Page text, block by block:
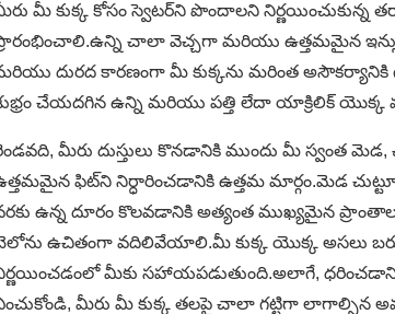
మీ కుక్క కోసం స్వెటర్‌ని పొందాలని
చాలా వెచ్చగా మరియు ఉత్తమమైన
దురద కారణంగా మీ కుక్కను మరింత అసౌకర్యానికి
చేయదగిన ఉన్ని మరియు పత్తి లేదా యాక్రిలిక్ యొక్క
మీరు దుస్తులు కొనడానికి ముందు మీ స్వంత
ఫిట్‌ని నిర్ధారించడానికి ఉత్తమ మార్గం.మెడ
ఉన్న దూరం కొలవడానికి అత్యంత ముఖ్యమైన
ఉచితంగా వదిలివేయాలి.మీ కుక్క యొక్క అసలు
మీకు సహాయపడుతుంది.అలాగే,
మీరు మీ కుక్క తలపై చాలా గట్టిగా లాగాల్సిన